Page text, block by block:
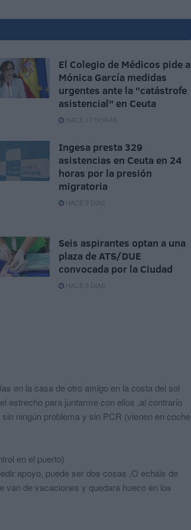
El Colegio de Médicos pide a
Mónica García medidas
urgentes ante la "catástrofe
asistencial" en Ceuta
HACE 17 HORAS
Ingesa presta 329
asistencias en Ceuta en 24
horas por la presión
migratoria
HACE 2 DÍAS
Seis aspirantes optan a una
plaza de ATS/DUE
convocada por la Ciudad
HACE 3 DÍAS
en la casa de otro amigo en la costa del sol
estrecho para juntarme con ellos ,al contrario
ningún problema y sin PCR (vienen en coche
en el puerto)
apoyo, puede ser dos cosas ,O echáis de
van de vacaciones y quedara hueco en los